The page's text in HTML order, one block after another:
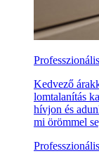
Kedvező
lomtalanítás
hívjon és
mi örömmel